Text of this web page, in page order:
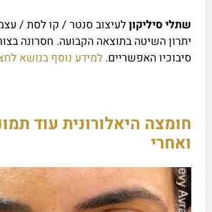
שתלי סיליקוןלעיצוב סנטר / קו לסת /
יתרון השיטה בתוצאה הקבועה. חסרונה
סיבוכיו האפשריים. למידע נוסף בנושא
חומצה היאלורונית עוד
ואחרי